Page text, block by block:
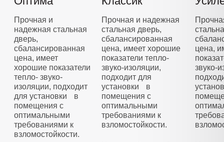
Прочная и
надежная стальная
дверь,
сбалансированная
цена, имеет
хорошие показатели
тепло- звуко-
изоляции, подходит
для установки в
помещения с
оптимальными
требованиями к
взломостойкости.
Прочная и надежная
стальная дверь,
сбалансированная
цена, имеет хорошие
показатели тепло-
звуко-изоляции,
подходит для
установки в
помещения с
оптимальными
требованиями к
взломостойкости.
цена,
звуко-